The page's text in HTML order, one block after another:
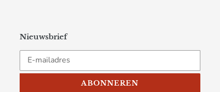
Nieuwsbrief
ABONNEREN